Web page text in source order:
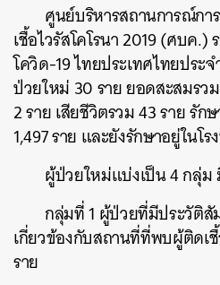
ศูนย์บริหารสถานการณ์กา
เชื้อไวรัสโคโรนา 2019 (ศบค
โควิด-19 ไทยประเทศไทยประ
ป่วยใหม่ 30 ราย ยอดสะสมรว
2 ราย เสียชีวิตรวม 43 ราย รั
1,497 ราย และยังรักษาอยู่ในโ
ผู้ป่วยใหม่แบ่งเป็น 4 กลุ่ม
กลุ่มที่ 1 ผู้ป่วยที่มีประวัติ
เกี่ยวข้องกับสถานที่ที่พบผู้ติดเ
ราย